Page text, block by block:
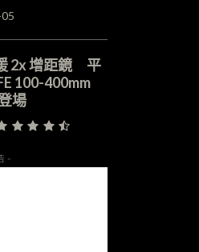
2x 增距鏡 平
100-400mm
場
-